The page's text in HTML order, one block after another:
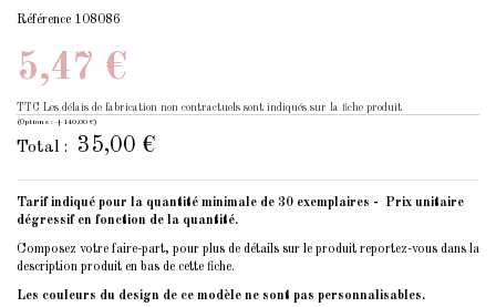
Référence 108086
5,47 €
TTC Les délais de fabrication non contractuels sont indiqués sur la fiche produit
(Options : +140,00 €)
Total : 35,00 €
Tarif indiqué pour la quantité minimale de 30 exemplaires - Prix unitaire
dégressif en fonction de la quantité.
Composez votre faire-part, pour plus de détails sur le produit reportez-vous dans la
description produit en bas de cette fiche.
Les couleurs du design de ce modèle ne sont pas personnalisables.